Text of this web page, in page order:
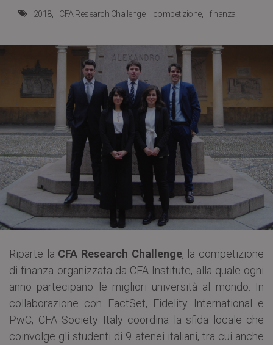
2018 CFA Research Challenge competizione finanza
Riparte la CFA Research Challenge, la competizione
di finanza organizzata da CFA Institute, alla quale ogni
anno partecipano le migliori università al mondo. In
collaborazione con FactSet, Fidelity International e
PwC, CFA Society Italy coordina la sfida locale che
coinvolge gli studenti di 9 atenei italiani, tra cui anche